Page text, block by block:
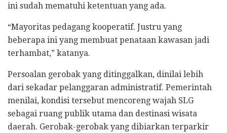
ini sudah mematuhi ketentuan yang ada.
“Mayoritas pedagang kooperatif. Justru yang
beberapa ini yang membuat penataan kawasan jadi
terhambat,” katanya.
Persoalan gerobak yang ditinggalkan, dinilai lebih
dari sekadar pelanggaran administratif. Pemerintah
menilai, kondisi tersebut mencoreng wajah SLG
sebagai ruang publik utama dan destinasi wisata
daerah. Gerobak-gerobak yang dibiarkan terparkir